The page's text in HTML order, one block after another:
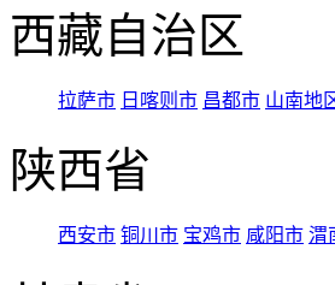
西藏自治区
拉萨市 日喀则市 昌都市 山南地
陕西省
西安市 铜川市 宝鸡市 咸阳市 渭